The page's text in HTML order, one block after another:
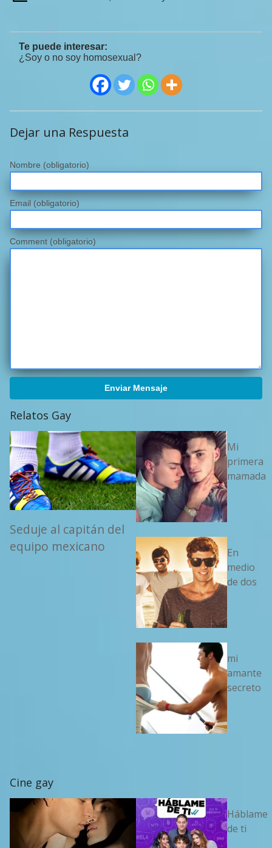
Te puede interesar:
¿Soy o no soy homosexual?
Dejar una Respuesta
Nombre (obligatorio)
Email (obligatorio)
Comment (obligatorio)
Enviar Mensaje
Relatos Gay
Seduje al capitán del
equipo mexicano
Mi
primera
mamada
En
medio
de dos
mi
amante
secreto
Cine gay
Háblame
de ti